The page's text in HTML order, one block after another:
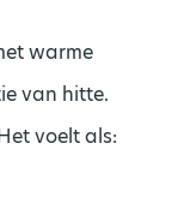
warme
van hitte.
voelt als: